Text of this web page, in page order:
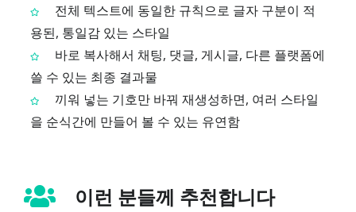
전체 텍스트에 동일한 규칙으로 글자 구분이 적
용된, 통일감 있는 스타일
바로 복사해서 채팅, 댓글, 게시글, 다른 플랫폼에
쓸 수 있는 최종 결과물
끼워 넣는 기호만 바꿔 재생성하면, 여러 스타일
을 순식간에 만들어 볼 수 있는 유연함
이런 분들께 추천합니다